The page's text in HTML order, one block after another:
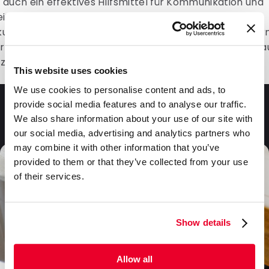
This website uses cookies
We use cookies to personalise content and ads, to
provide social media features and to analyse our traffic.
We also share information about your use of our site with
our social media, advertising and analytics partners who
may combine it with other information that you’ve
provided to them or that they’ve collected from your use
of their services.
Show details
Allow all
Bei DaklaPack sind wir der Lieferung von
verpflichtet, die wirklich zu Ihrem
Branche passen, und wir freuen uns darauf, Ihr
werden.
Häufig gestellte Fragen